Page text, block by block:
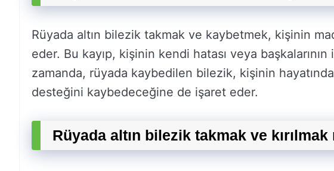
Rüyada altın bilezik takmak ve kaybetmek, kişinin
eder. Bu kayıp, kişinin kendi hatası veya
zamanda, rüyada kaybedilen bilezik, kişinin
desteğini kaybedeceğine de işaret eder.
Rüyada altın bilezik takmak ve